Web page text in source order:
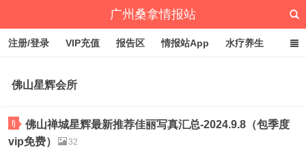
广州桑拿情报站
注册/登录 VIP充值 报告区 情报站App 水疗养生
佛山星辉会所
fj
佛山禅城星辉最新推荐佳丽写真汇总-2024.9.8（包季度
vip免费）
32